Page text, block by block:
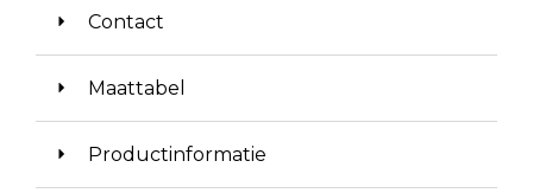
Contact
Maattabel
Productinformatie